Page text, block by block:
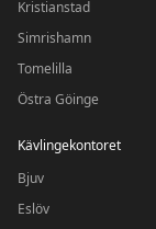
Kristianstad
Simrishamn
Tomelilla
Östra Göinge
Kävlingekontoret
Bjuv
Eslöv